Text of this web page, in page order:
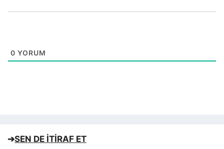
0 YORUM
➔SEN DE İTİRAF ET